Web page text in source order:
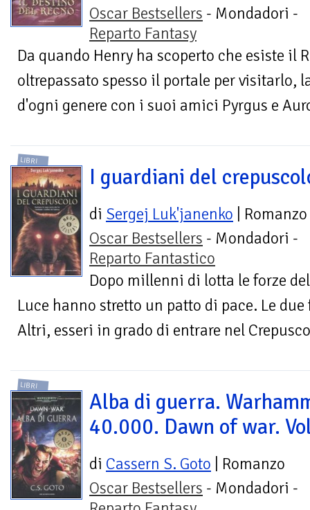
Oscar Bestsellers - Mondadori -
Reparto Fantasy
Da quando Henry ha scoperto che esiste il
oltrepassato spesso il portale per visitarlo,
d'ogni genere con i suoi amici Pyrgus e
LIBRI
I guardiani del
di Sergej Luk'janenko | Romanzo
Oscar Bestsellers - Mondadori -
Reparto Fantastico
Dopo millenni di lotta le forze
Luce hanno stretto un patto di pace. Le
Altri, esseri in grado di entrare nel
LIBRI
Alba di guerra.
40.000. Dawn of war.
di Cassern S. Goto | Romanzo
Oscar Bestsellers - Mondadori -